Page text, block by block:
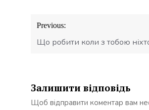
Навігація
записів
Previous:
Що робити коли з тобою
Залишити відповідь
Щоб відправити коментар вам